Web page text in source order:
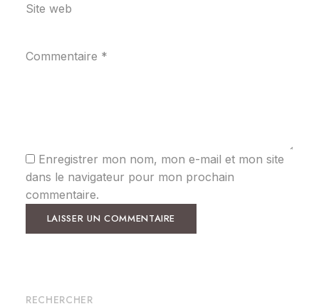
Site web
Commentaire *
Enregistrer mon nom, mon e-mail et mon site
dans le navigateur pour mon prochain
commentaire.
RECHERCHER